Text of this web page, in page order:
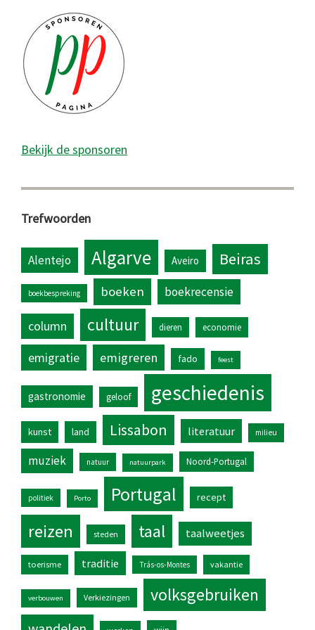
Bekijk de sponsoren
Trefwoorden
Alentejo Algarve Aveiro Beiras
boekbespreking boeken boekrecensie
column cultuur dieren economie
emigratie emigreren fado feest
gastronomie geloof geschiedenis
kunst land Lissabon literatuur milieu
muziek natuur natuurpark Noord-Portugal
politiek Porto Portugal recept
reizen steden taal taalweetjes
toerisme traditie Trás-os-Montes vakantie
verbouwen Verkiezingen volksgebruiken